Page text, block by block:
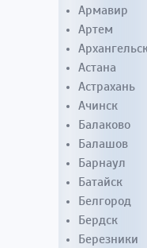
Армавир
Артем
Астана
Астрахань
Ачинск
Балаково
Балашов
Барнаул
Батайск
Белгород
Бердск
Березники